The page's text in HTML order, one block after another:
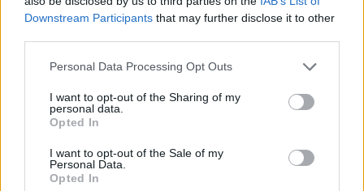
Downstream Participants that may further disclose it to other
Personal Data Processing Opt Outs
I want to opt-out of the Sharing of my
personal data.
Opted In
I want to opt-out of the Sale of my
Personal Data.
Opted In